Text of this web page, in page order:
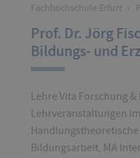
Fachhochschule Erfurt ›
Prof. Dr. Jörg
Bildungs- und
Lehre Vita Forschung
Lehrveranstaltungen
Bildungsarbeit, MA